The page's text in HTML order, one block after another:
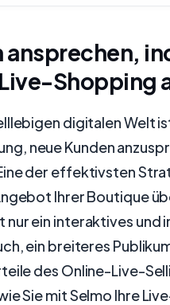
ansprechen,
Shopping
digitalen Welt
neue Kunden
der effektivsten
Ihrer Boutique
ein interaktives und
ein breiteres
des Online-Live-
Sie mit Selmo Ihre